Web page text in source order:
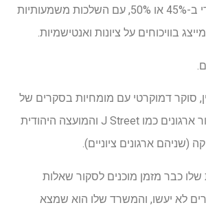
זה הופך לבלתי אפשרי ב-45% או 50%, עם השלכות משמעותיות
בוויכוחים על ציונות ואנטישמיות.
סוקר דמוקרטי עם מומחיות בסקרים של
יהודים אמריקאים עבור ארגונים כמו J Street והמועצה היהודית
(שניהם ארגונים ציוניים).
שלו כבר מזמן מוכנים לסקור שאלות
לא יעשו, והמשרד שלו הוא שמצא